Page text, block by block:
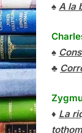
♠ A la
♠
♣
♦ La